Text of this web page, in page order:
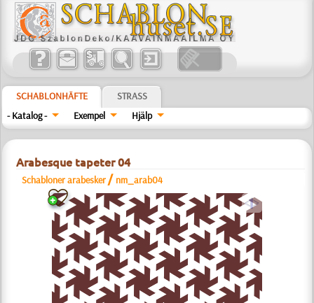
SCHABLONHÄFTE
STRASS
- Katalog -
Exempel Hjälp
Arabesque tapeter 04
Schabloner arabesker / nm_arab04
a